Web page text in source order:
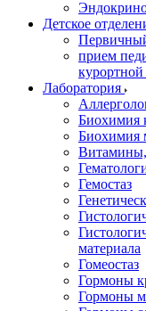
Детское
прием
Лаборатория
Биохимия
Биохимия
Гемостаз
материала
Гомеостаз
Гормоны
Гормоны